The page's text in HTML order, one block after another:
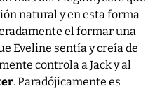
natural y en esta forma
el formar una
Eveline sentía y creía de
controla a Jack y al
. Paradójicamente es